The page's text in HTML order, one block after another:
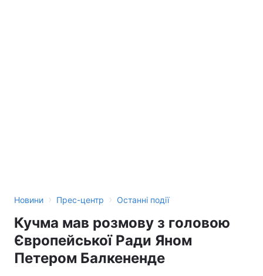
Новини › Прес-центр › Останні події
Кучма мав розмову з головою
Європейської Ради Яном
Петером Балкененде